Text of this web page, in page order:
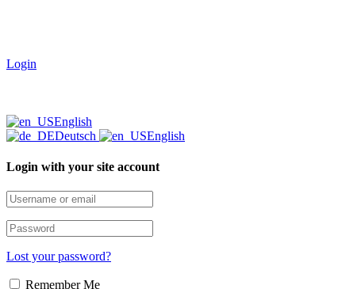
Login
English
Deutsch
English
Login with your site account
Lost your password?
Remember Me